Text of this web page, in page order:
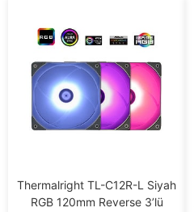
Thermalright TL-C12R-L Siyah
RGB 120mm Reverse 3’lü